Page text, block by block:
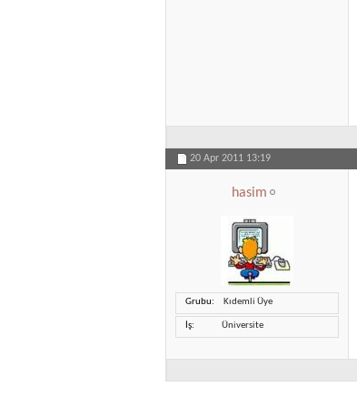
20 Apr 2011 13:19
hasim
Grubu Kıdemli Üye
İş Üniversite